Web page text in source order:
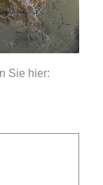
Sie hier: